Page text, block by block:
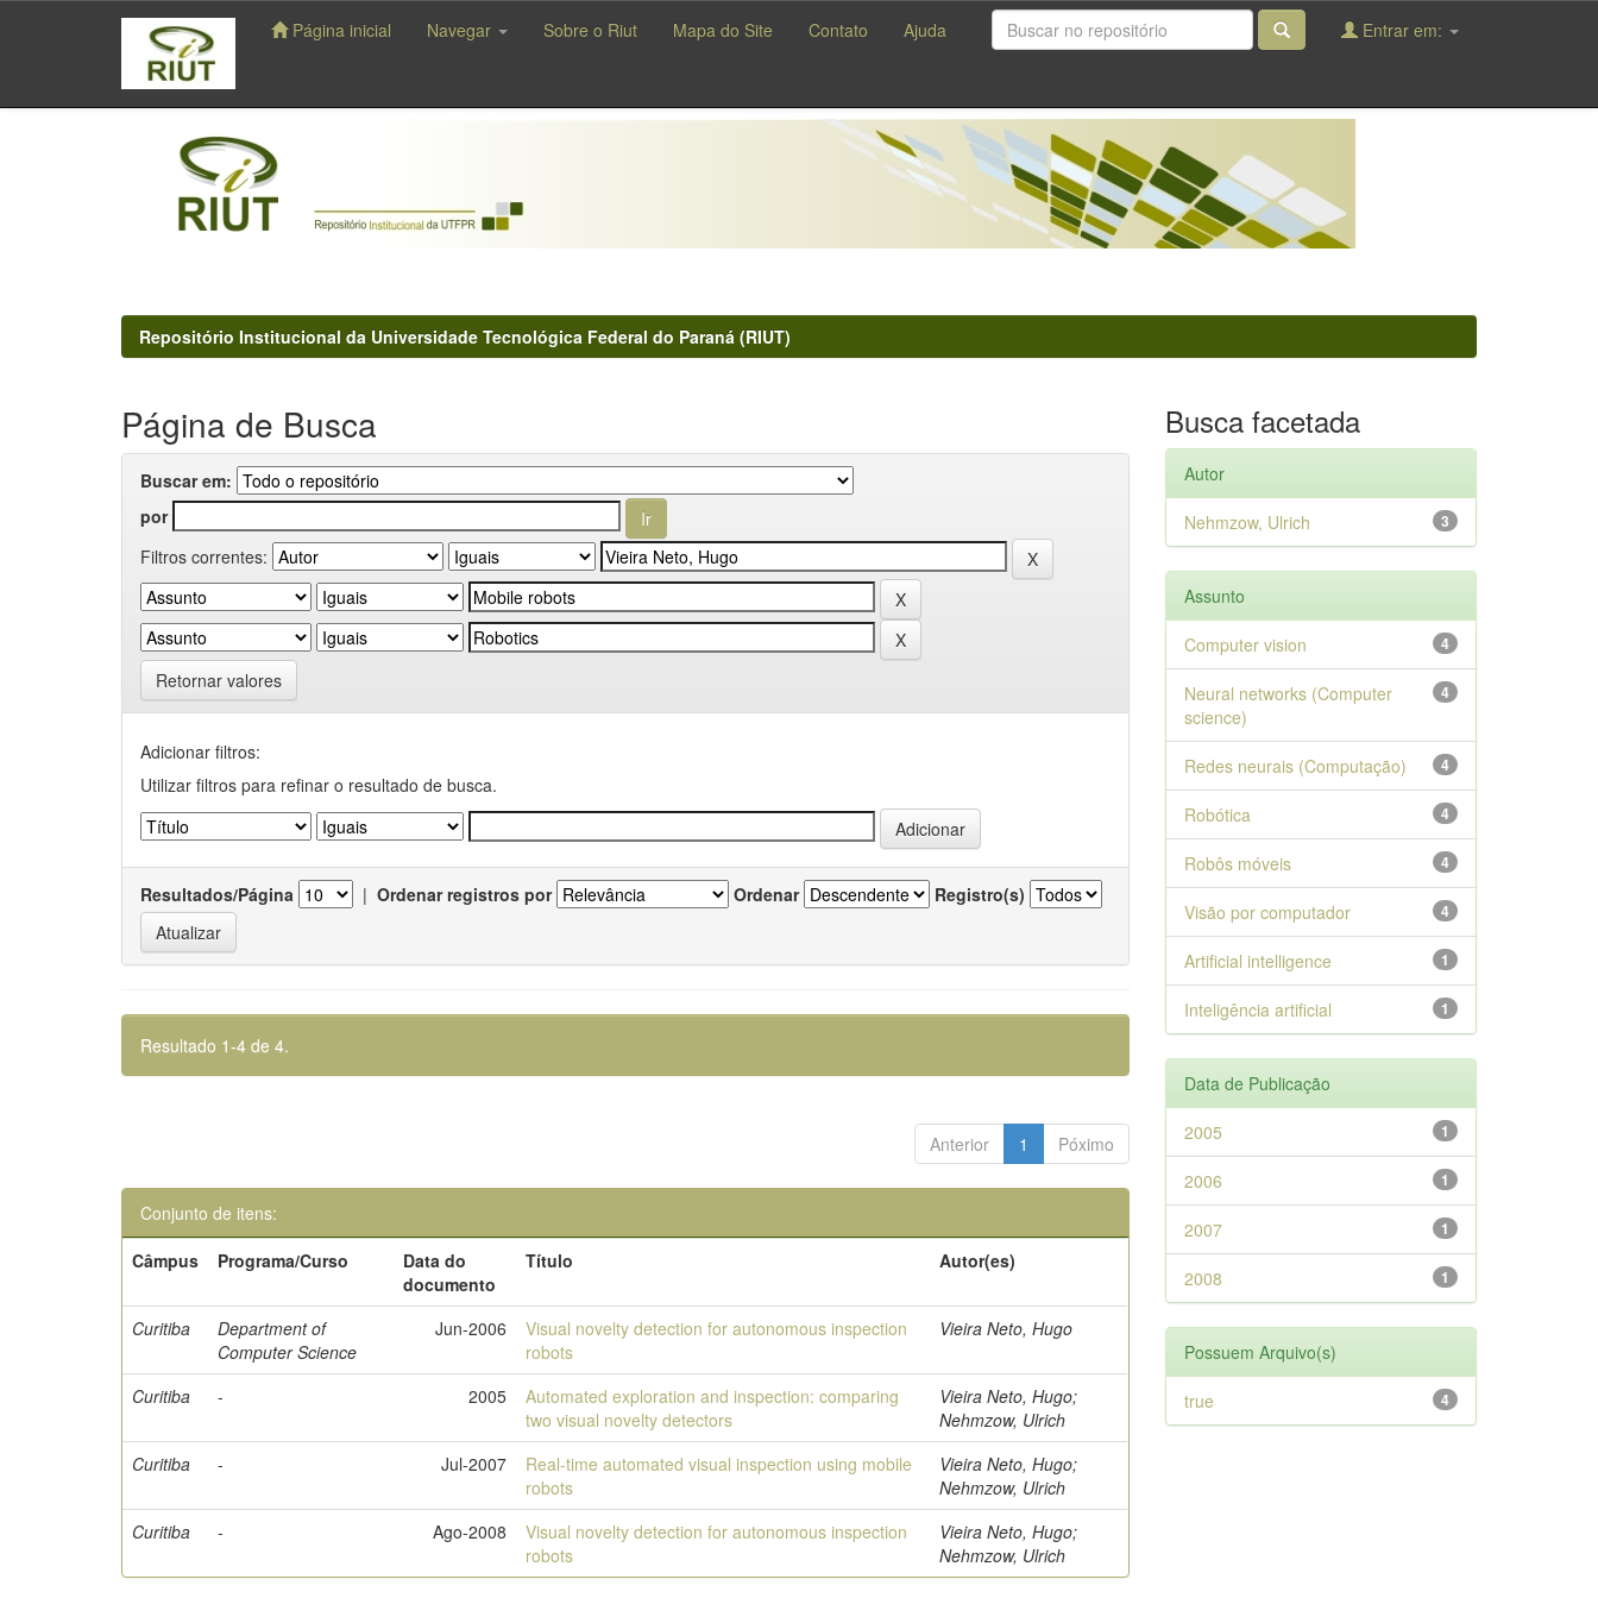
navigation
Página inicial Navegar Sobre o Riut Mapa do Site Contato Ajuda Entrar em:
Repositório Institucional da Universidade Tecnológica Federal do Paraná (RIUT)
Página de Busca
Buscar em:
por
Filtros correntes:
Retornar valores
Adicionar filtros:
Utilizar filtros para refinar o resultado de busca.
Resultados/Página | Ordenar registros por Ordenar Registro(s)
Resultado 1-4 de 4.
Anterior 1 Póximo
Conjunto de itens:
Câmpus
Programa/Curso
Data do
documento
Título Autor(es)
Curitiba
Department of
Computer Science
Jun-2006
Visual novelty detection for autonomous inspection
robots
Vieira Neto, Hugo
Curitiba - 2005
Automated exploration and inspection: comparing
two visual novelty detectors
Vieira Neto, Hugo;
Nehmzow, Ulrich
Curitiba
- Jul-2007
Real-time automated visual inspection using mobile
robots
Vieira Neto, Hugo;
Nehmzow, Ulrich
Curitiba
- Ago-2008
Visual novelty detection for autonomous inspection
robots
Vieira Neto, Hugo;
Nehmzow, Ulrich
Busca facetada
Autor
3
Nehmzow, Ulrich
Assunto
4
Computer vision
4
Neural networks (Computer
science)
4
Redes neurais (Computação)
4
Robótica
4
Robôs móveis
4
Visão por computador
1
Artificial intelligence
1
Inteligência artificial
Data de Publicação
1
2005
1
2006
1
2007
1
2008
Possuem Arquivo(s)
4
true